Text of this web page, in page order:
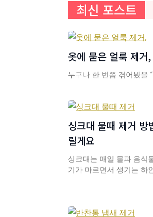
최신 포스트
옷에 묻은 얼룩 제거
누구나 한 번쯤 겪어봤을
싱크대 물때 제거
릴게요
싱크대는 매일 물과 음식
기가 마르면서 생기는 하